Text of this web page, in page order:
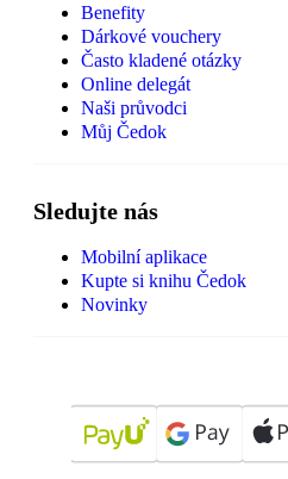
Benefity
Dárkové vouchery
Často kladené otázky
Online delegát
Naši průvodci
Můj Čedok
Sledujte nás
Mobilní aplikace
Kupte si knihu Čedok
Novinky